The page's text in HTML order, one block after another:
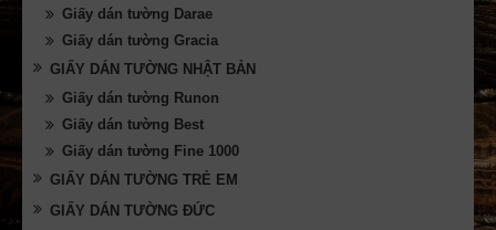
Giấy dán tường Darae
Giấy dán tường Gracia
GIẤY DÁN TƯỜNG NHẬT BẢN
Giấy dán tường Runon
Giấy dán tường Best
Giấy dán tường Fine 1000
GIẤY DÁN TƯỜNG TRẺ EM
GIẤY DÁN TƯỜNG ĐỨC